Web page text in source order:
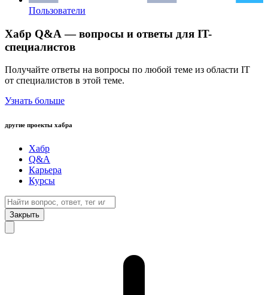
Пользователи
Хабр Q&A — вопросы и ответы для IT-
специалистов
Получайте ответы на вопросы по любой теме из области IT
от специалистов в этой теме.
Узнать больше
другие проекты хабра
Хабр
Q&A
Карьера
Курсы
Закрыть